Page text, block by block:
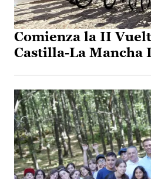
Comienza la II
Castilla-La Mancha